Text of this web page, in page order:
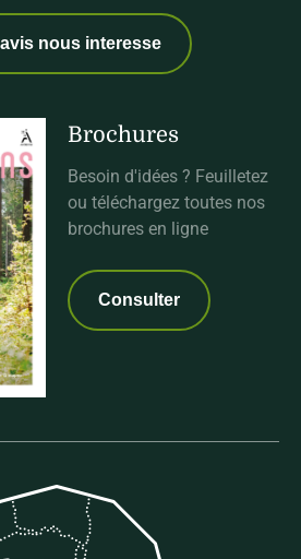
nous interesse
Brochures
Besoin d'idées ? Feuilletez
ou téléchargez toutes nos
brochures en ligne
Consulter